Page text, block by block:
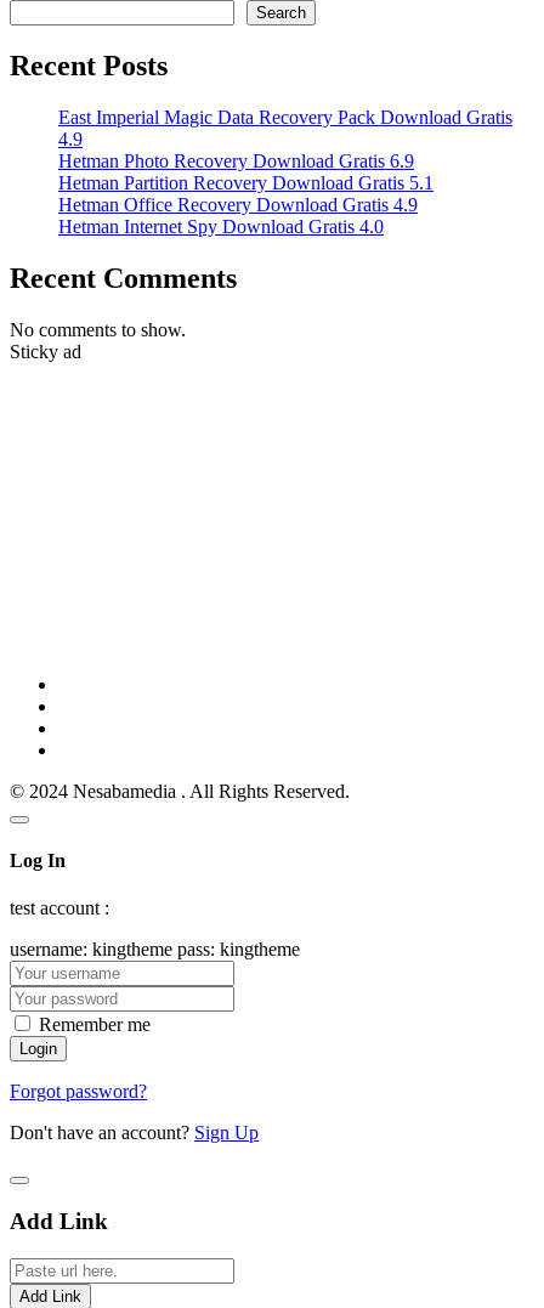
Search
Recent Posts
East Imperial Magic Data Recovery Pack Download Gratis
4.9
Hetman Photo Recovery Download Gratis 6.9
Hetman Partition Recovery Download Gratis 5.1
Hetman Office Recovery Download Gratis 4.9
Hetman Internet Spy Download Gratis 4.0
Recent Comments
No comments to show.
Sticky ad
© 2024 Nesabamedia . All Rights Reserved.
Log In
test account :
username: kingtheme pass: kingtheme
Remember me
Forgot password?
Don't have an account? Sign Up
Add Link
Add Link